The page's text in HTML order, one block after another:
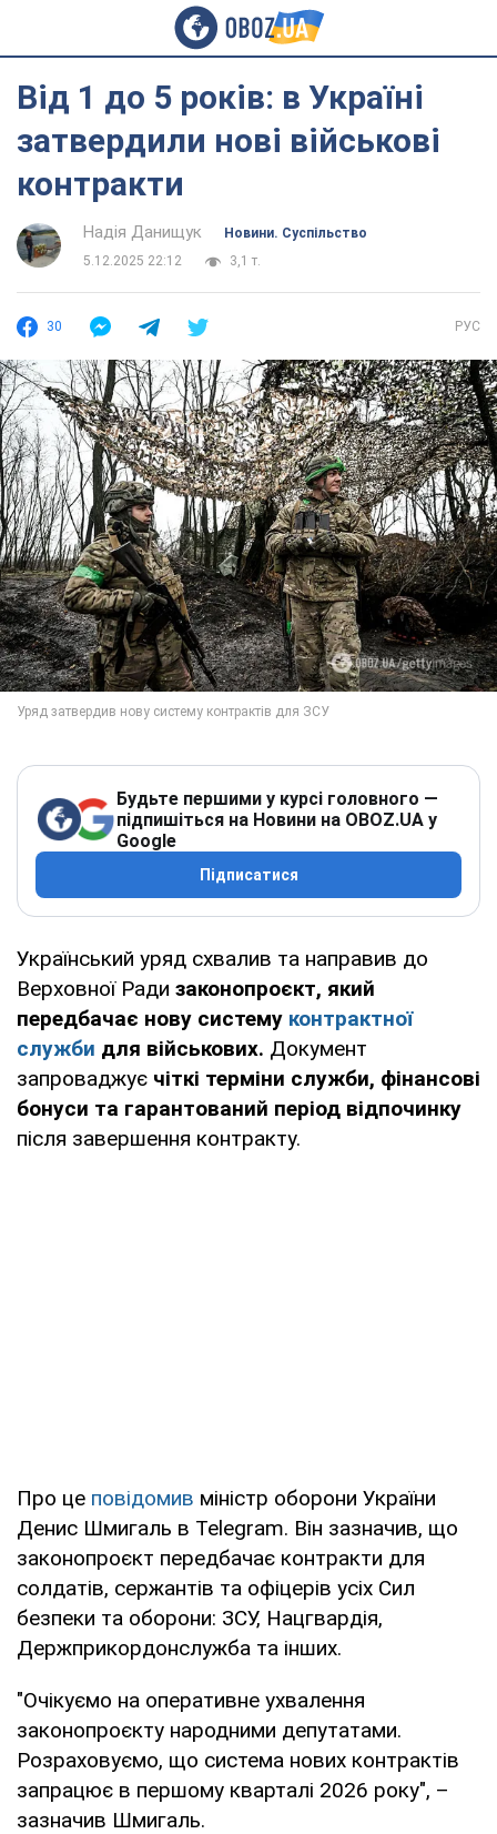
Від 1 до 5 років: в Україні
затвердили нові військові
контракти
Надія Данищук
Новини. Суспільство
5.12.2025 22:12
3,1 т.
30 РУС
Будьте першими у курсі головного —
підпишіться на Новини на OBOZ.UA у
Google
Підписатися
Український уряд схвалив та направив до
Верховної Ради законопроєкт, який
передбачає нову систему контрактної
служби для військових. Документ
запроваджує чіткі терміни служби, фінансові
бонуси та гарантований період відпочинку
після завершення контракту.
Про це повідомив міністр оборони України
Денис Шмигаль в Telegram. Він зазначив, що
законопроєкт передбачає контракти для
солдатів, сержантів та офіцерів усіх Сил
безпеки та оборони: ЗСУ, Нацгвардія,
Держприкордонслужба та інших.
"Очікуємо на оперативне ухвалення
законопроєкту народними депутатами.
Розраховуємо, що система нових контрактів
запрацює в першому кварталі 2026 року", –
зазначив Шмигаль.